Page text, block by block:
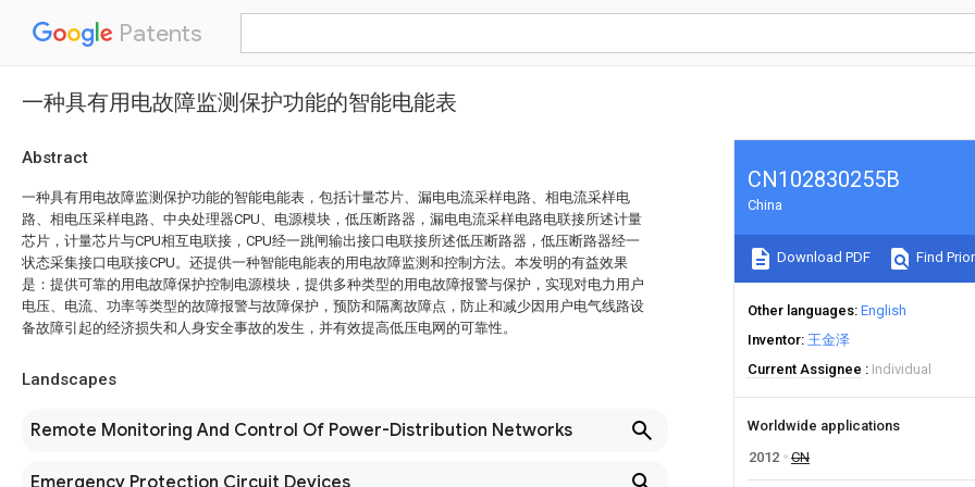
Patents
一种具有用电故障监测保护功能的智能电能表
Abstract
一种具有用电故障监测保护功能的智能电能表，包括计量芯片、漏电电流采样电路、相电流采样电
路、相电压采样电路、中央处理器CPU、电源模块，低压断路器，漏电电流采样电路电联接所述计量
芯片，计量芯片与CPU相互电联接，CPU经一跳闸输出接口电联接所述低压断路器，低压断路器经一
状态采集接口电联接CPU。还提供一种智能电能表的用电故障监测和控制方法。本发明的有益效果
是：提供可靠的用电故障保护控制电源模块，提供多种类型的用电故障报警与保护，实现对电力用户
电压、电流、功率等类型的故障报警与故障保护，预防和隔离故障点，防止和减少因用户电气线路设
备故障引起的经济损失和人身安全事故的发生，并有效提高低压电网的可靠性。
Landscapes
Remote Monitoring And Control Of Power-Distribution Networks
Emergency Protection Circuit Devices
CN102830255B
China
Download PDF Find
Other languages English
Inventor 王金泽
Current Assignee
Individual
Worldwide applications
2012
CN